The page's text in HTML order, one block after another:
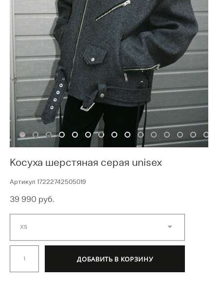
Косуха шерстяная серая unisex
Артикул 17222742505019
39 990 pуб.
XS
ДОБАВИТЬ В КОРЗИНУ